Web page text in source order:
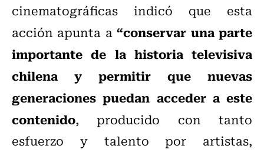
cinematográficas indicó que esta
acción apunta a“conservar una parte
importante de la historia televisiva
chilena y permitir que nuevas
generaciones puedan acceder a este
contenido, producido con tanto
esfuerzo y talento por artistas,